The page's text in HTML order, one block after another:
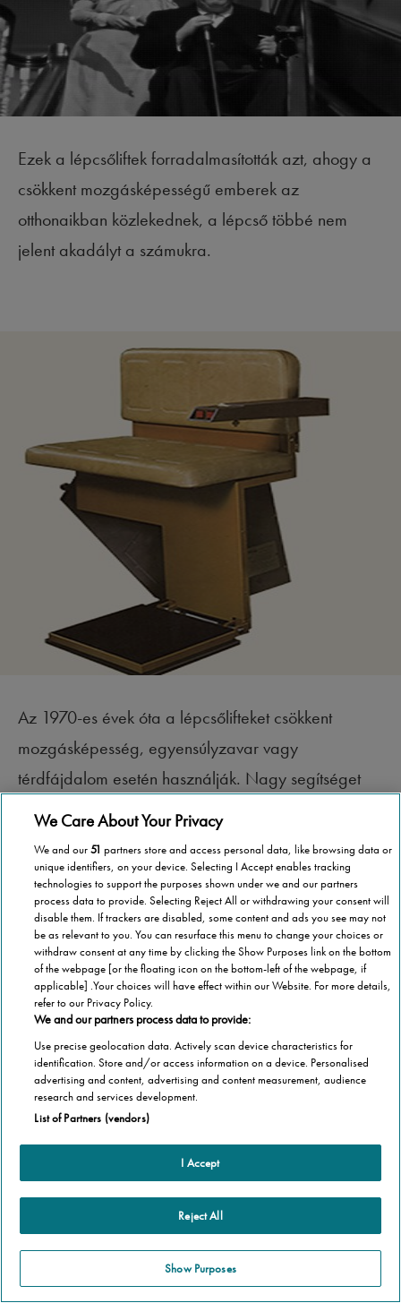
Ezek a lépcsőliftek forradalmasították azt, ahogy a
csökkent mozgásképességű emberek az
otthonaikban közlekednek, a lépcső többé nem
jelent akadályt a számukra.
Az 1970-es évek óta a lépcsőlifteket csökkent
mozgásképesség, egyensúlyzavar vagy
térdfájdalom esetén használják. Nagy segítséget
jelentenek a komoly sérülést is okozható elesések
megelőzésében.
A modern lépcsőliftek, mint aStannahkínálatába
tartozó modellek is, összecsukhatóak, így nem
gátolják a lépcső használatát.
Van azonban egy olyan mozgást segítő eszköz,
amiről gyakran megfeledkezünk, pedig mindennap
A lift fejlődése
We Care About Your Privacy
We and our51 partners store and access personal data, like browsing data or
unique identifiers, on your device. Selecting I Accept enables tracking
technologies to support the purposes shown under we and our partners
process data to provide. Selecting Reject All or withdrawing your consent will
disable them. If trackers are disabled, some content and ads you see may not
be as relevant to you. You can resurface this menu to change your choices or
withdraw consent at any time by clicking the Show Purposes link on the bottom
of the webpage [or the floating icon on the bottom-left of the webpage, if
applicable] .Your choices will have effect within our Website. For more details,
refer to our Privacy Policy.
We and our partners process data to provide:
Use precise geolocation data. Actively scan device characteristics for
identification. Store and/or access information on a device. Personalised
advertising and content, advertising and content measurement, audience
research and services development.
List of Partners (vendors)
I Accept
Reject All
Show Purposes